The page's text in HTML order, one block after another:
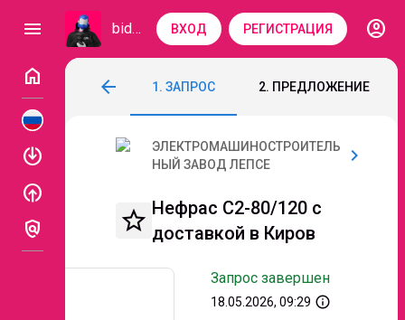
menu bidzaar ВХОД РЕГИСТРАЦИЯ
account_circle
home
enable
enable
policy
arrow_back
Нефрас С2-80/120 с доставкой в Киров
1. ЗАПРОС 2. ПРЕДЛОЖЕНИЕ
ЭЛЕКТРОМАШИНОСТРОИТЕЛЬ
НЫЙ ЗАВОД ЛЕПСЕ
chevron_right
star_border Нефрас С2-80/120 с
доставкой в Киров
Запрос завершен
18.05.2026, 09:29 info_outline